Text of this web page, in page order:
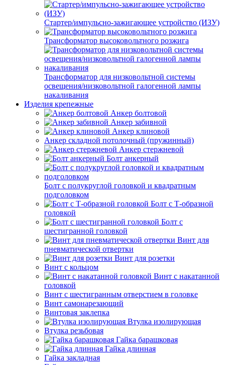
Стартер/импульсно-зажигающее устройство (ИЗУ)
Трансформатор высоковольтного розжига
Трансформатор для низковольтной системы
освещения/низковольтной галогенной лампы
накаливания
Изделия крепежные
Анкер болтовой
Анкер забивной
Анкер клиновой
Анкер складной потолочный (пружинный)
Анкер стержневой
Болт анкерный
Болт с полукруглой головкой и квадратным
подголовком
Болт с Т-образной
головкой
Болт с
шестигранной головкой
Винт для
пневматической отвертки
Винт для розетки
Винт с кольцом
Винт с накатанной
головкой
Винт с шестигранным отверстием в головке
Винт самонарезающий
Винтовая заклепка
Втулка изолирующая
Втулка резьбовая
Гайка барашковая
Гайка длинная
Гайка закладная